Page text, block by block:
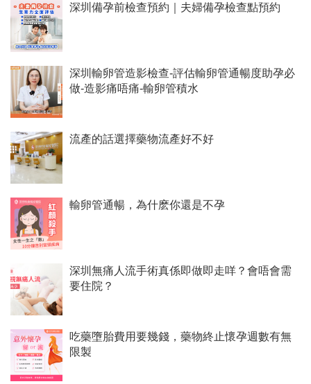
深圳備孕前檢查預約｜夫婦備孕檢查點預約
深圳輸卵管造影檢查-評估輸卵管通暢度助孕必
做-造影痛唔痛-輸卵管積水
流產的話選擇藥物流產好不好
輸卵管通暢，為什麽你還是不孕
深圳無痛人流手術真係即做即走咩？會唔會需
要住院？
吃藥墮胎費用要幾錢，藥物終止懷孕週數有無
限製